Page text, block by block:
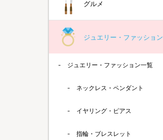
グルメ
ジュエリー・ファッション
ジュエリー・ファッション一覧
ネックレス・ペンダント
イヤリング・ピアス
指輪・ブレスレット